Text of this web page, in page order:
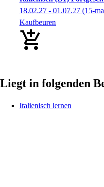
18.02.27 - 01.07.27 (15-
Kaufbeuren
Liegt in folgenden
Italienisch lernen